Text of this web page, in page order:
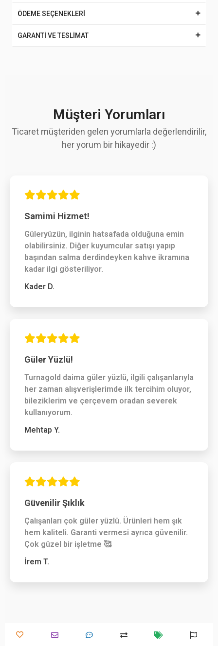
ÖDEME SEÇENEKLERİ
GARANTİ VE TESLİMAT
Müşteri Yorumları
Ticaret müşteriden gelen yorumlarla değerlendirilir,
her yorum bir hikayedir :)
Samimi Hizmet!
Güleryüzün, ilginin hatsafada olduğuna emin
olabilirsiniz. Diğer kuyumcular satışı yapıp
başından salma derdindeyken kahve ikramına
kadar ilgi gösteriliyor.
Kader D.
Güler Yüzlü!
Turnagold daima güler yüzlü, ilgili çalışanlarıyla
her zaman alışverişlerimde ilk tercihim oluyor,
bileziklerim ve çerçevem oradan severek
kullanıyorum.
Mehtap Y.
Güvenilir Şıklık
Çalışanları çok güler yüzlü. Ürünleri hem şık
hem kaliteli. Garanti vermesi ayrıca güvenilir.
Çok güzel bir işletme 🥰
İrem T.